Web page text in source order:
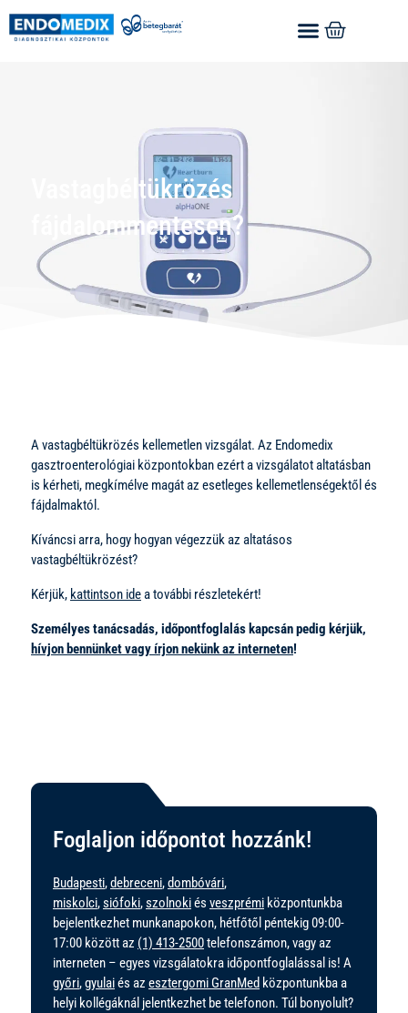
Vastagbéltükrözés
fájdalommentesen?
A vastagbéltükrözés kellemetlen vizsgálat. Az Endomedix
gasztroenterológiai központokban ezért a vizsgálatot altatásban
is kérheti, megkímélve magát az esetleges kellemetlenségektől és
fájdalmaktól.
Kíváncsi arra, hogy hogyan végezzük az altatásos
vastagbéltükrözést?
Kérjük, kattintson idea további részletekért!
Személyes tanácsadás, időpontfoglalás kapcsán pedig kérjük,
hívjon bennünket vagy írjon nekünk az interneten!
Foglaljon időpontot hozzánk!
Budapesti,debreceni,dombóvári,
miskolci,siófoki,szolnokiés veszprémi központunkba
bejelentkezhet munkanapokon, hétfőtől péntekig 09:00-
17:00 között az (1) 413-2500telefonszámon, vagy az
interneten – egyes vizsgálatokra időpontfoglalással is! A
győri,gyulaiés az esztergomi GranMed központunkba a
helyi kollégáknál jelentkezhet be telefonon. Túl bonyolult?